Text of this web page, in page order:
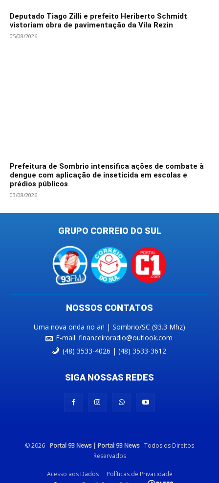
Deputado Tiago Zilli e prefeito Heriberto Schmidt
vistoriam obra de pavimentação da Vila Rezin
05/08/2026
Prefeitura de Sombrio intensifica ações de combate à
dengue com aplicação de inseticida em escolas e
prédios públicos
03/08/2026
GRUPO CORREIO DO SUL
NOSSOS CONTATOS
Uma nova onda no ar! | Sombrio/SC (93.3 Mhz)
E-mail: financeiroradio@outlook.com
(48) 3533-4026 | (48) 3533-3612
SIGA NOSSAS REDES
© 2026 - Portal 93 News | Portal 93 News- Todos os Direitos
Reservados
Acesso aos Dados
Políticas de Privacidade